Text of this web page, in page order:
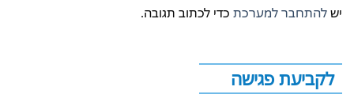
ישלהתחבר למערכת כדי לכתוב תגובה.
לקביעת פגישה